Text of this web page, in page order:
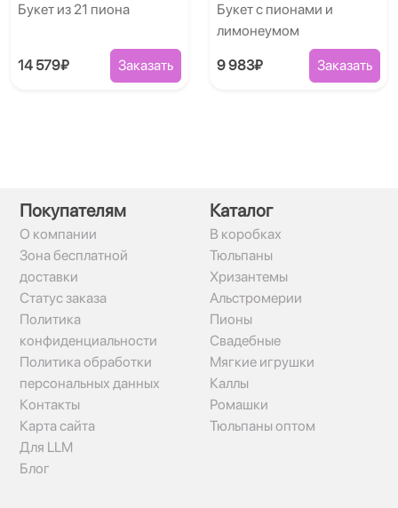
Букет из 21 пиона
14 579₽ Заказать
Букет с пионами и
лимонеумом
9 983₽ Заказать
Покупателям
О компании
Зона бесплатной
доставки
Статус заказа
Политика
конфиденциальности
Политика обработки
персональных данных
Контакты
Карта сайта
Для LLM
Блог
Каталог
В коробках
Тюльпаны
Хризантемы
Альстромерии
Пионы
Свадебные
Мягкие игрушки
Каллы
Ромашки
Тюльпаны оптом